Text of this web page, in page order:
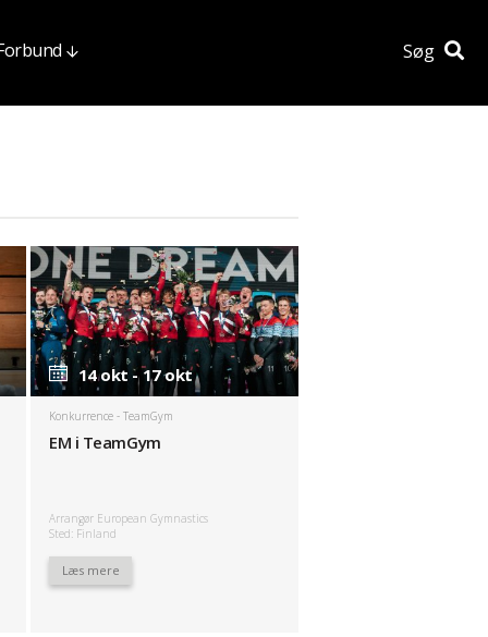
Søg
14 okt - 17 okt
Konkurrence - TeamGym
EM i TeamGym
Arrangør European Gymnastics
Sted: Finland
Læs mere